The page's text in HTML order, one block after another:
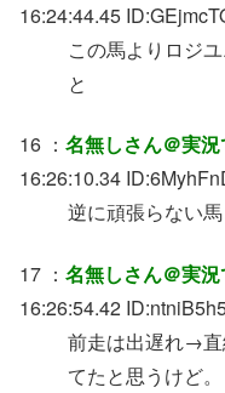
16:24:44.45
この馬よりロジ
と
16 ： 名無しさん＠実
16:26:10.34
逆に頑張らない
17 ： 名無しさん＠実
16:26:54.42
前走は出遅れ→直
てたと思うけど。